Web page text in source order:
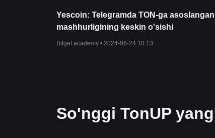
Yescoin: Telegramda TON-ga
mashhurligining keskin o'sishi
Bitget academy • 2024-06-24 10:13
So'nggi TonUP